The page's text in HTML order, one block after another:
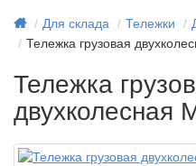
Для склада Тележки
Тележка грузовая
Тележка
двухколесная